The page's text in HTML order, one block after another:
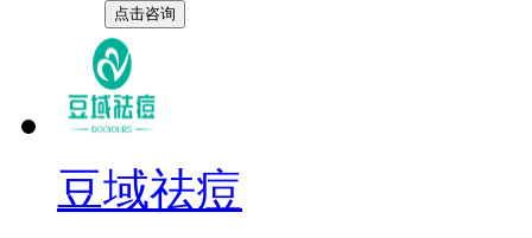
点击咨询
豆域祛痘